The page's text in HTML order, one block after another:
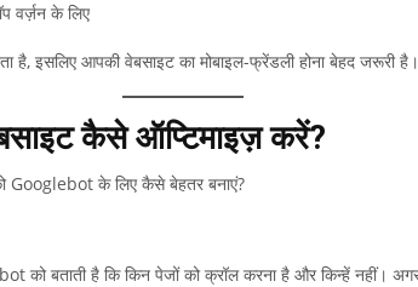
वर्ज़न के लिए
है, इसलिए आपकी वेबसाइट का मोबाइल-फ्रेंडली होना बेहद जरूरी है।
कैसे ऑप्टिमाइज़ करें?
Googlebot के लिए कैसे बेहतर बनाएं?
को बताती है कि किन पेजों को क्रॉल करना है और किन्हें नहीं।